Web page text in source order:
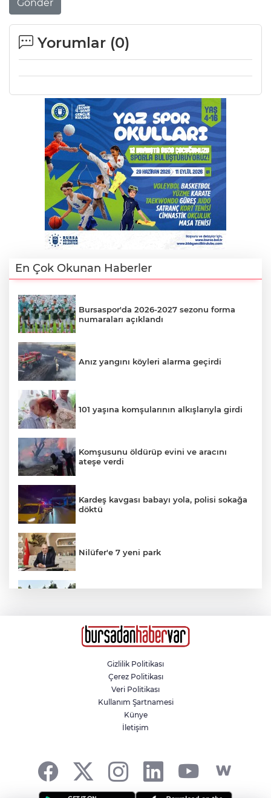
Gönder
Yorumlar (0)
En Çok Okunan Haberler
Bursaspor'da 2026-2027 sezonu forma
numaraları açıklandı
Anız yangını köyleri alarma geçirdi
101 yaşına komşularının alkışlarıyla girdi
Komşusunu öldürüp evini ve aracını
ateşe verdi
Kardeş kavgası babayı yola, polisi sokağa
döktü
Nilüfer'e 7 yeni park
Yeni aldığı motosikletle kaza yapan genç
Uzmanlardan açlık krizini önleyen
atıştırmalık önerisi
Gizlilik Politikası
Çerez Politikası
Veri Politikası
Kullanım Şartnamesi
Künye
İletişim